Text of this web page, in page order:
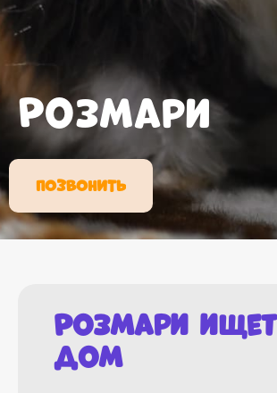
Розмари
ПОЗВОНИТЬ
Розмари ищет
дом